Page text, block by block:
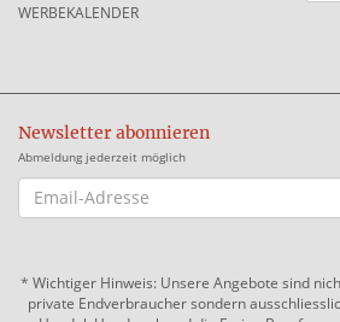
WERBEKALENDER
Newsletter abonnieren
Abmeldung jederzeit möglich
EMAIL-
ADRESSE
* Wichtiger Hinweis: Unsere Angebote sind
private Endverbraucher sondern